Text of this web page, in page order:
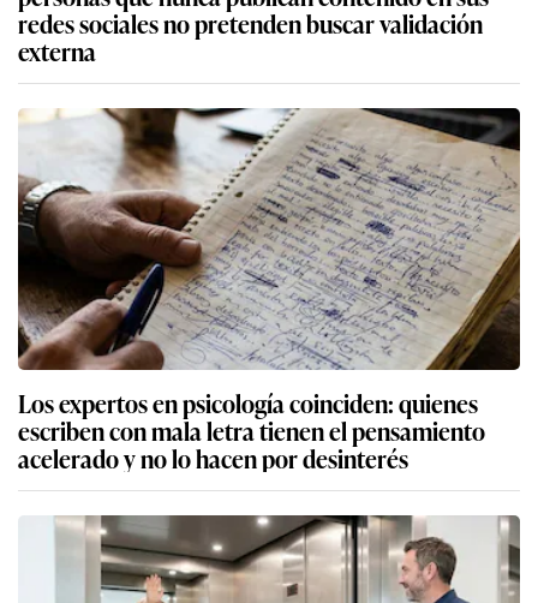
redes sociales no pretenden buscar validación
externa
Los expertos en psicología coinciden: quienes
escriben con mala letra tienen el pensamiento
acelerado y no lo hacen por desinterés